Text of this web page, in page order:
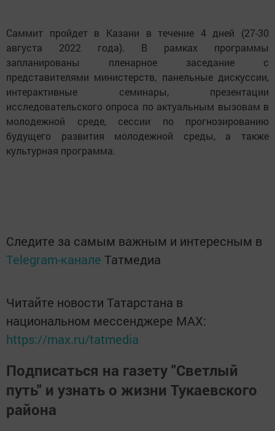
Саммит пройдет в Казани в течение 4 дней (27-30
августа 2022 года). В рамках программы
запланированы пленарное заседание с
представителями министерств, панельные дискуссии,
интерактивные семинары, презентации
исследовательского опроса по актуальным вызовам в
молодежной среде, сессии по прогнозированию
будущего развития молодежной среды, а также
культурная программа.
Следите за самым важным и интересным в
Telegram-канале Татмедиа
Читайте новости Татарстана в
национальном мессенджере MАХ:
https://max.ru/tatmedia
Подписаться на газету "Светлый
путь" и узнать о жизни Тукаевского
района